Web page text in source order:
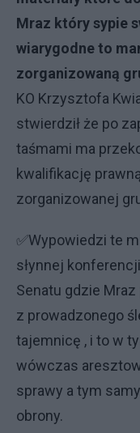
Mraz który sypie
wiarygodne to
zorganizowaną
KO Krzysztofa
stwierdził że po
taśmami ma
kwalifikację
zorganizowanej
✅Wypowiedzi te
słynnej
Senatu gdzie
z prowadzonego
tajemnicę , i to w
wówczas
sprawy a tym
obrony.